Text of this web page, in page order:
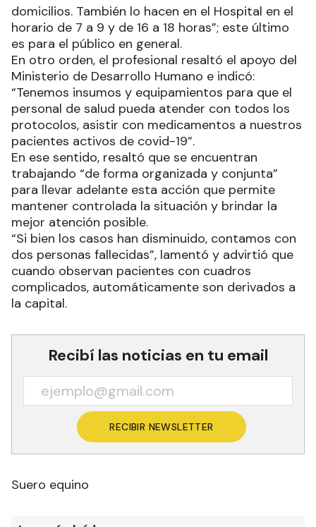
domicilios. También lo hacen en el Hospital en el
horario de 7 a 9 y de 16 a 18 horas”; este último
es para el público en general.
En otro orden, el profesional resaltó el apoyo del
Ministerio de Desarrollo Humano e indicó:
“Tenemos insumos y equipamientos para que el
personal de salud pueda atender con todos los
protocolos, asistir con medicamentos a nuestros
pacientes activos de covid-19”.
En ese sentido, resaltó que se encuentran
trabajando “de forma organizada y conjunta”
para llevar adelante esta acción que permite
mantener controlada la situación y brindar la
mejor atención posible.
“Si bien los casos han disminuido, contamos con
dos personas fallecidas”, lamentó y advirtió que
cuando observan pacientes con cuadros
complicados, automáticamente son derivados a
la capital.
Recibí las noticias en tu email
RECIBIR NEWSLETTER
Suero equino